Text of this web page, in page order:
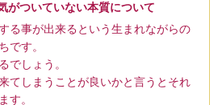
がついていない本質について
る事が出来るという生まれながらの
です。
でしょう。
てしまうことが良いかと言うとそれ
す。